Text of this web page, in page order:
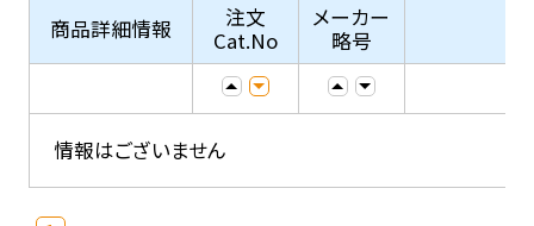
商品詳細情報
注文
Cat.No
メーカー
略号
情報はございません